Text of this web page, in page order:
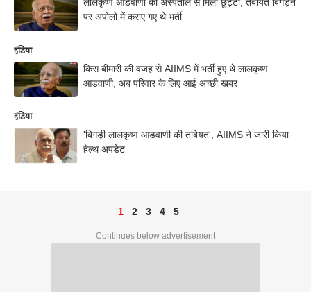
पर अपोलो में कराए गए थे भर्ती
इंडिया
किस बीमारी की वजह से AIIMS में भर्ती हुए थे लालकृष्ण
आडवाणी, अब परिवार के लिए आई अच्छी खबर
इंडिया
'बिगड़ी लालकृष्ण आडवाणी की तबियत', AIIMS ने जारी किया
हेल्थ अपडेट
1 2 3 4 5
Continues below advertisement